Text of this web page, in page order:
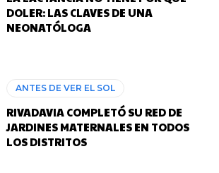
DOLER: LAS CLAVES DE UNA
NEONATÓLOGA
ANTES DE VER EL SOL
RIVADAVIA COMPLETÓ SU RED DE
JARDINES MATERNALES EN TODOS
LOS DISTRITOS